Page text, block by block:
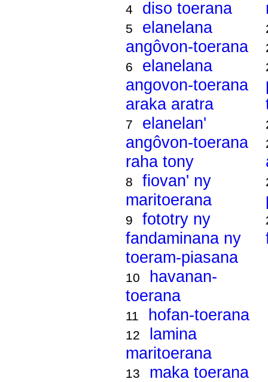
4 diso toerana
5
elanelana
angôvon-toerana
6
elanelana
angovon-toerana
araka aratra
7
elanelan'
angôvon-toerana
raha tony
8
fiovan' ny
maritoerana
9
fototry ny
fandaminana ny
toeram-piasana
10
havanan-
toerana
11 hofan-toerana
12
lamina
maritoerana
13 maka toerana